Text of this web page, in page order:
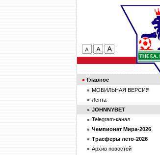
Главное
МОБИЛЬНАЯ ВЕРСИЯ
Лента
JOHNNYBET
Telegram-канал
Чемпионат Мира-2026
Трасферы лето-2026
Архив новостей